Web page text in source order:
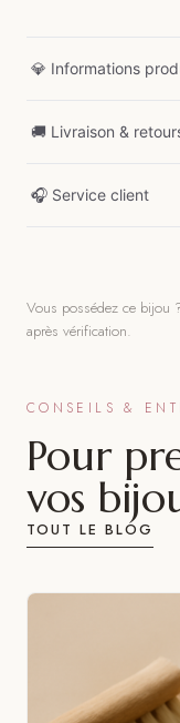
💎 Informations
🚚 Livraison &
🎧 Service client
Vous possédez ce bijou
après vérification.
CONSEILS &
Pour
vos
TOUT LE BLOG